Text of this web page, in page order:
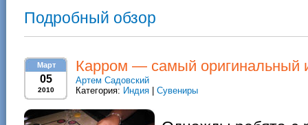
Подробный обзор
Март
05
2010
Карром — самый оригинальный
Артем Садовский
Категория: Индия Сувениры